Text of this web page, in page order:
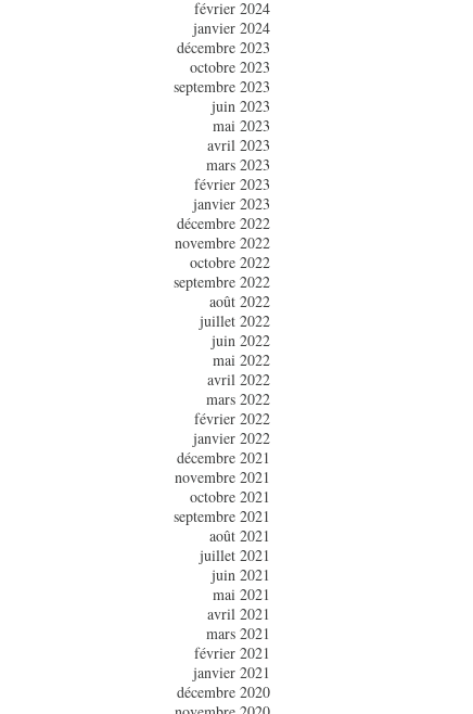
février 2024
janvier 2024
décembre 2023
octobre 2023
septembre 2023
juin 2023
mai 2023
avril 2023
mars 2023
février 2023
janvier 2023
décembre 2022
novembre 2022
octobre 2022
septembre 2022
août 2022
juillet 2022
juin 2022
mai 2022
avril 2022
mars 2022
février 2022
janvier 2022
décembre 2021
novembre 2021
octobre 2021
septembre 2021
août 2021
juillet 2021
juin 2021
mai 2021
avril 2021
mars 2021
février 2021
janvier 2021
décembre 2020